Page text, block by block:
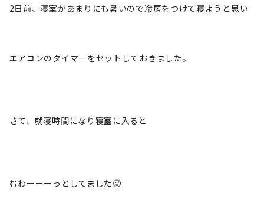
2日前、寝室があまりにも暑いので冷房をつけて寝ようと思い
エアコンのタイマーをセットしておきました。
さて、就寝時間になり寝室に入ると
むわーーーっとしてました🥵